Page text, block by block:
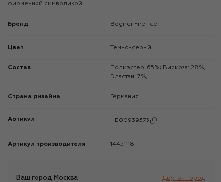
фирменной символикой.
Бренд Bogner Fire+Ice
Цвет Темно-серый
Состав
Полиэстер: 65%; Вискоза: 28%;
Эластан: 7%;
Страна дизайна Германия
Артикул HE00939375
Артикул производителя 14451118
Ваш город Москва Другой город